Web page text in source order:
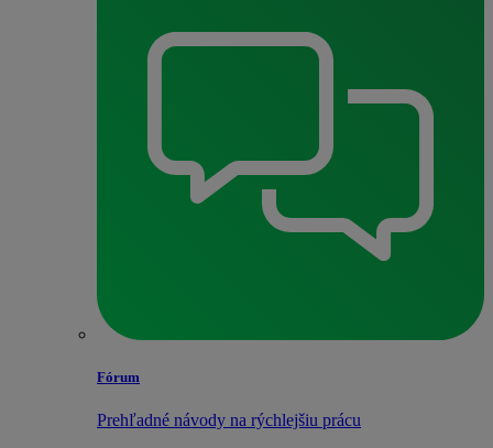
Fórum
Prehľadné návody na rýchlejšiu prácu